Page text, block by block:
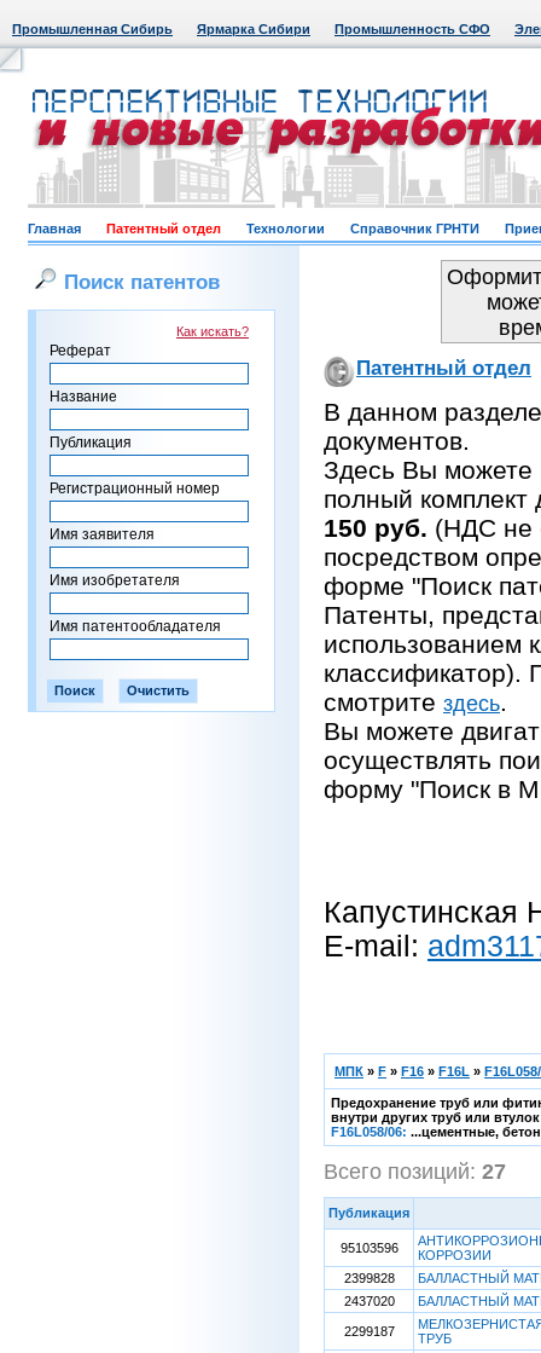
Промышленная Сибирь Ярмарка Сибири Промышленность СФО
Главная Патентный отдел Технологии Справочник ГРНТИ
Поиск патентов
Как искать?
Реферат
Название
Публикация
Регистрационный номер
Имя заявителя
Имя изобретателя
Имя патентообладателя
Патентный отдел
В данном
документов.
Здесь Вы можете
полный комплект
150 руб. (НДС не
посредством
форме "Поиск
Патенты,
использованием
классификатор).
смотрите здесь.
Вы можете
осуществлять
форму "Поиск в
Капустинская
E-mail:
МПК » F » F16 » F16L »
Предохранение труб или
внутри других труб или
F16L058/06: ...цементные,
Всего позиций: 27
Публикация
95103596
КОРРОЗИИ
2399828
БАЛЛАСТНЫЙ
2437020
БАЛЛАСТНЫЙ
2299187
ТРУБ